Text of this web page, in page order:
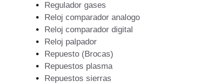
Regulador gases
Reloj comparador analogo
Reloj comparador digital
Reloj palpador
Repuesto (Brocas)
Repuestos plasma
Repuestos sierras